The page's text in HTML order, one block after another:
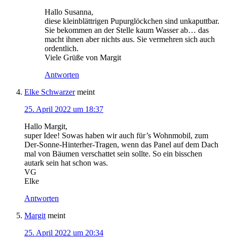
Hallo Susanna,
diese kleinblättrigen Pupurglöckchen sind unkaputtbar.
Sie bekommen an der Stelle kaum Wasser ab… das
macht ihnen aber nichts aus. Sie vermehren sich auch
ordentlich.
Viele Grüße von Margit
Antworten
Elke Schwarzer meint
25. April 2022 um 18:37
Hallo Margit,
super Idee! Sowas haben wir auch für’s Wohnmobil, zum
Der-Sonne-Hinterher-Tragen, wenn das Panel auf dem Dach
mal von Bäumen verschattet sein sollte. So ein bisschen
autark sein hat schon was.
VG
Elke
Antworten
Margit meint
25. April 2022 um 20:34